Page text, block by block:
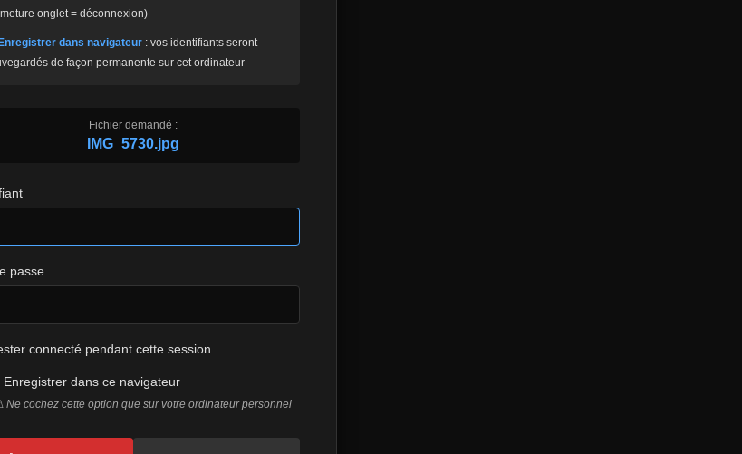
onglet = déconnexion)
dans navigateur : vos identifiants seront
de façon permanente sur cet ordinateur
Fichier demandé :
IMG_5730.jpg
passe
connecté pendant cette session
Enregistrer dans ce navigateur
Ne cochez cette option que sur votre ordinateur personnel